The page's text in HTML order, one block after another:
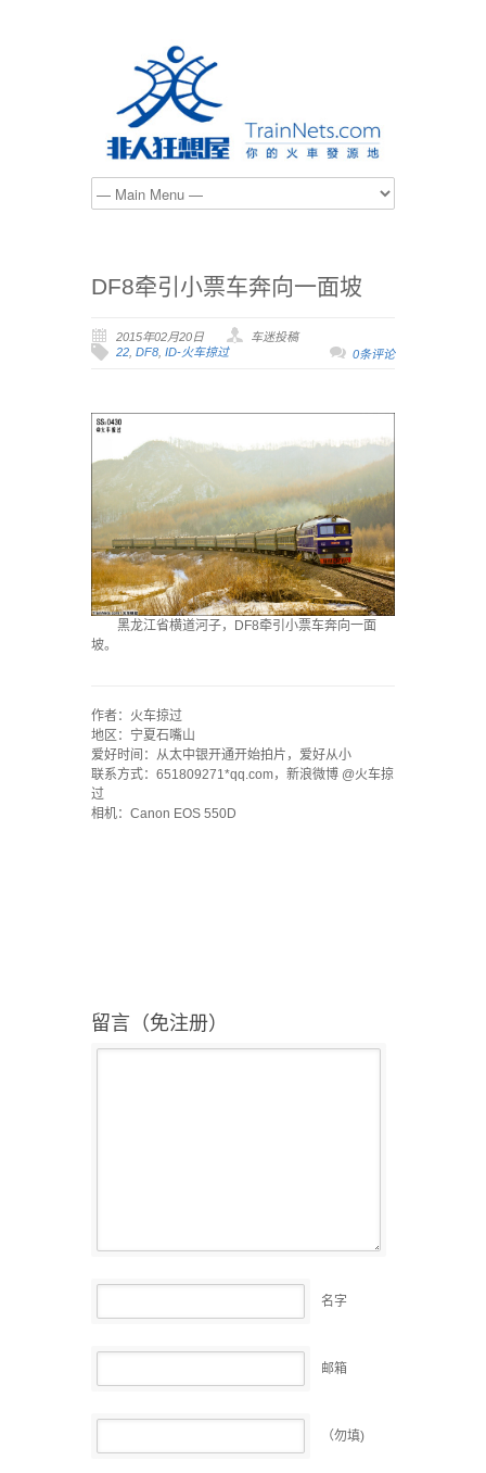
DF8牵引小票车奔向一面坡
2015年02月20日
车迷投稿
22, DF8, ID-火车掠过 0条评论
黑龙江省横道河子，DF8牵引小票车奔向一面
坡。
作者：火车掠过
地区：宁夏石嘴山
爱好时间：从太中银开通开始拍片，爱好从小
联系方式：651809271*qq.com，新浪微博 @火车掠
过
相机：Canon EOS 550D
留言（免注册）
名字
邮箱
（勿填)